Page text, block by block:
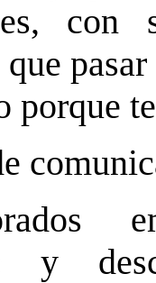
porque
y